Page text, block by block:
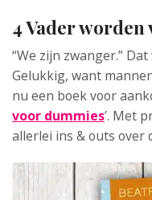
4 Vader
“We zijn zwanger.”
Gelukkig, want
nu een boek voor
voor dummies’. Met
allerlei ins & outs over